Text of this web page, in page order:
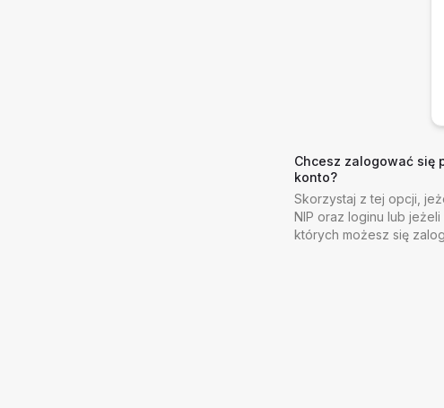
Chcesz zalogować się
konto?
Skorzystaj z tej opcji,
NIP oraz loginu lub
których możesz się